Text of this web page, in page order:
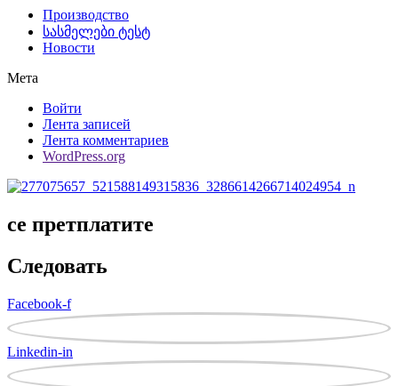
Производство
სასმელები ტესტ
Новости
Мета
Войти
Лента записей
Лента комментариев
WordPress.org
се претплатите
Следовать
Facebook-f
Linkedin-in